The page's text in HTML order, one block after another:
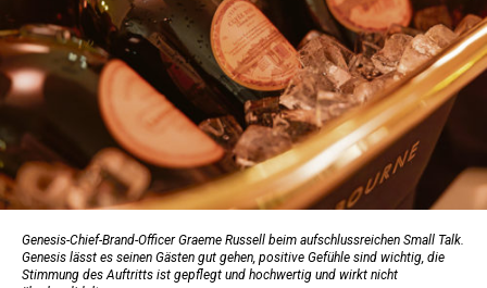
Genesis-Chief-Brand-Officer Graeme Russell beim aufschlussreichen Small Talk.
Genesis lässt es seinen Gästen gut gehen, positive Gefühle sind wichtig, die
Stimmung des Auftritts ist gepflegt und hochwertig und wirkt nicht